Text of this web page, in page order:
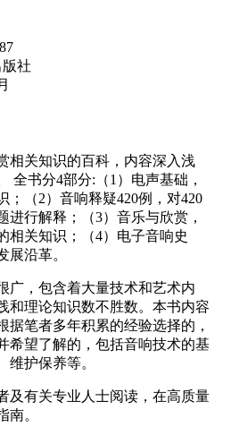
社
相关知识的百科，内容深入浅
全书分4部分:（1）电声基础，
；（2）音响释疑420例，对420
进行解释；（3）音乐与欣赏，
相关知识；（4）电子音响史
展沿革。
广，包含着大量技术和艺术内
和理论知识数不胜数。本书内容
据笔者多年积累的经验选择的，
希望了解的，包括音响技术的基
维护保养等。
及有关专业人士阅读，在高质量
南。